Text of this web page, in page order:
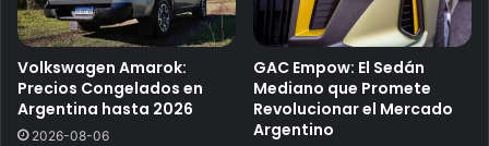
Volkswagen Amarok:
Precios Congelados en
Argentina hasta 2026
2026-08-06
GAC Empow: El Sedán
Mediano que Promete
Revolucionar el Mercado
Argentino